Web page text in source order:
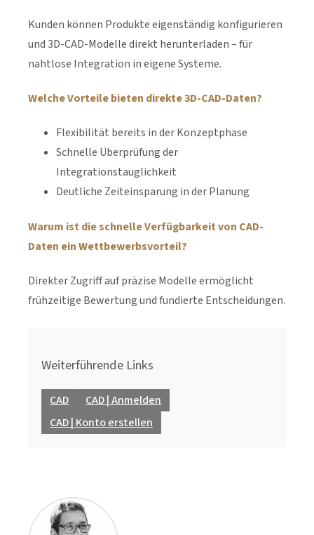
Kunden können Produkte eigenständig konfigurieren
und 3D-CAD-Modelle direkt herunterladen – für
nahtlose Integration in eigene Systeme.
Welche Vorteile bieten direkte 3D-CAD-Daten?
Flexibilität bereits in der Konzeptphase
Schnelle Überprüfung der
Integrationstauglichkeit
Deutliche Zeiteinsparung in der Planung
Warum ist die schnelle Verfügbarkeit von CAD-
Daten ein Wettbewerbsvorteil?
Direkter Zugriff auf präzise Modelle ermöglicht
frühzeitige Bewertung und fundierte Entscheidungen.
Weiterführende Links
CAD
CAD | Anmelden
CAD | Konto erstellen